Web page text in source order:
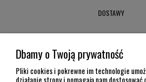
DOSTAWY
POMOC
Dbamy o Twoją prywatność
Pliki cookies i pokrewne im technologie
działanie strony i pomagają nam